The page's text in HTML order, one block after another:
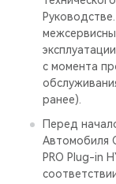
с момента
ранее).
Перед
Автомобиля
PRO Plug-in